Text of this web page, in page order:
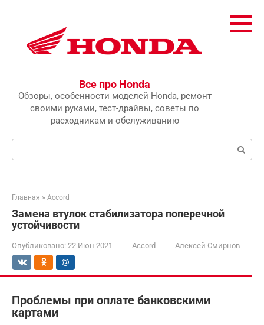
Все про Honda
Обзоры, особенности моделей Honda, ремонт
своими руками, тест-драйвы, советы по
расходникам и обслуживанию
Главная » Accord
Замена втулок стабилизатора поперечной
устойчивости
Опубликовано: 22 Июн 2021 Accord Алексей Смирнов
Проблемы при оплате банковскими
картами